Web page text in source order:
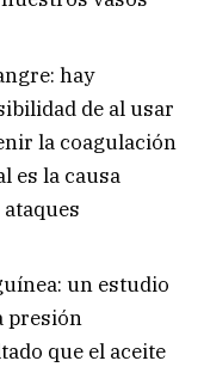
hay
de al usar
la coagulación
es la causa
un estudio
presión
que el aceite